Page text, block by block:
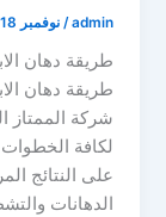
admin
/نوفمبر 18, 2022
طريقة دهان
شركة الممتاز
لكافة
على النتائج
الدهانات